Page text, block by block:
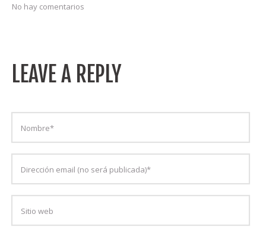
No hay comentarios
LEAVE A REPLY